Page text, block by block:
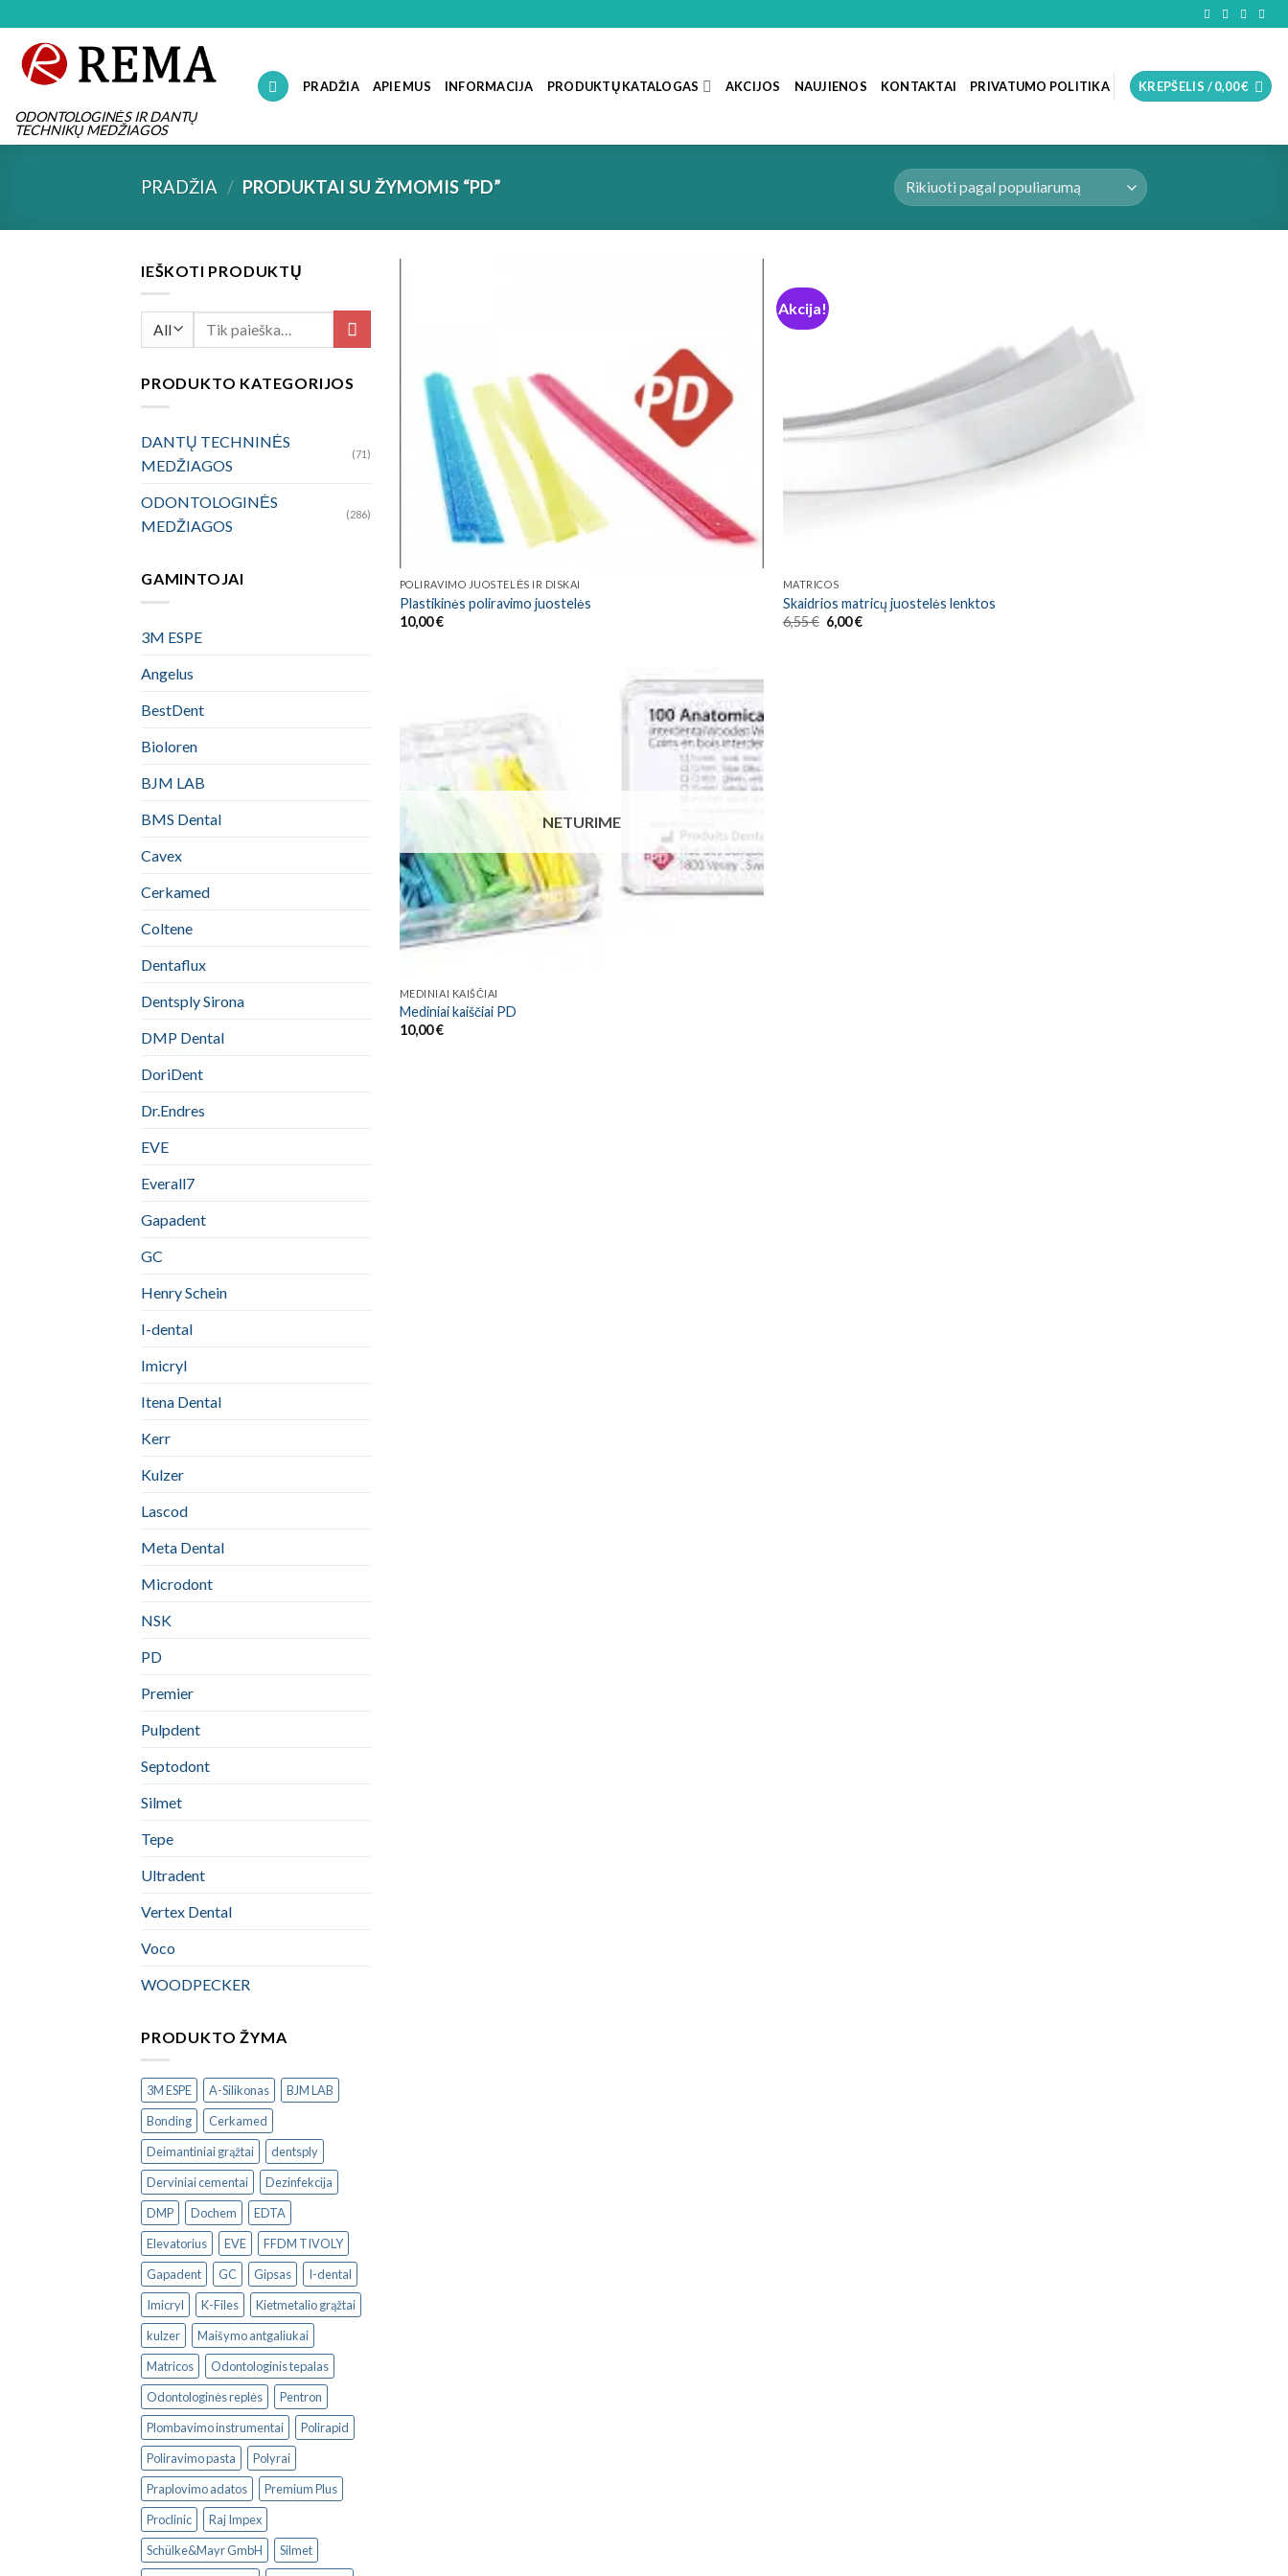
content
ODONTOLOGINĖS IR DANTŲ
TECHNIKŲ MEDŽIAGOS
PRADŽIA APIE MUS INFORMACIJA PRODUKTŲ KATALOGAS AKCIJOS NAUJIENOS KONTAKTAI PRIVATUMO POLITIKA KREPŠELIS /0,00€
PRADŽIA / PRODUKTAI SU ŽYMOMIS “PD”
IEŠKOTI PRODUKTŲ
Ieškoti:
PRODUKTO KATEGORIJOS
DANTŲ TECHNINĖS
MEDŽIAGOS
(71)
ODONTOLOGINĖS
MEDŽIAGOS
(286)
GAMINTOJAI
3M ESPE
Angelus
BestDent
Bioloren
BJM LAB
BMS Dental
Cavex
Cerkamed
Coltene
Dentaflux
Dentsply Sirona
DMP Dental
DoriDent
Dr.Endres
EVE
Everall7
Gapadent
GC
Henry Schein
I-dental
Imicryl
Itena Dental
Kerr
Kulzer
Lascod
Meta Dental
Microdont
NSK
PD
Premier
Pulpdent
Septodont
Silmet
Tepe
Ultradent
Vertex Dental
Voco
WOODPECKER
PRODUKTO ŽYMA
3M ESPE A-Silikonas
BJM LAB
Bonding
Cerkamed
Deimantiniai grąžtai
dentsply
Derviniai cementai
Dezinfekcija
DMP
Dochem
EDTA
Elevatorius
EVE
FFDM TIVOLY
Gapadent
GC Gipsas
I-dental
Imicryl
K-Files
Kietmetalio grąžtai
kulzer
Maišymo antgaliukai
Matricos
Odontologinis tepalas
Odontologinės replės
Pentron
Plombavimo instrumentai
Polirapid
Poliravimo pasta
Polyrai
Praplovimo adatos
Premium Plus
Proclinic
Raj Impex
Schülke&Mayr GmbH
Silmet
POLIRAVIMO JUOSTELĖS IR DISKAI
Plastikinės poliravimo juostelės
10,00€
Akcija!
MATRICOS
Skaidrios matricų juostelės lenktos
6,55€ Original
price
6,00€Current
NETURIME
MEDINIAI KAIŠČIAI
Mediniai kaiščiai PD
10,00€